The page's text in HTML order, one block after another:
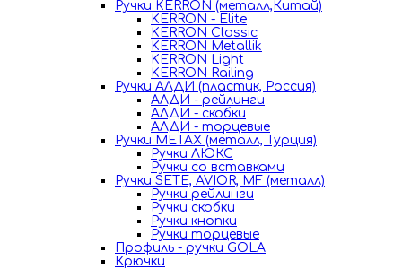
Ручки KERRON (металл,Китай)
KERRON - Elite
KERRON Classic
KERRON Metallik
KERRON Light
KERRON Railing
Ручки АЛДИ (пластик, Россия)
АЛДИ - рейлинги
АЛДИ - скобки
АЛДИ - торцевые
Ручки METAX (металл, Турция)
Ручки ЛЮКС
Ручки со вставками
Ручки SETE, AVIOR, MF (металл)
Ручки рейлинги
Ручки скобки
Ручки кнопки
Ручки торцевые
Профиль - ручки GOLA
Крючки